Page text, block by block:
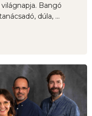
Bangó
dúla, ...